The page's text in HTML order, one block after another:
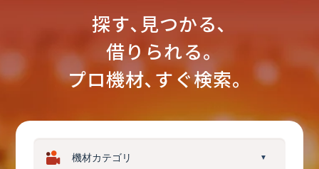
探す､見つかる､
借りられる｡
プロ機材､すぐ検索。
▼